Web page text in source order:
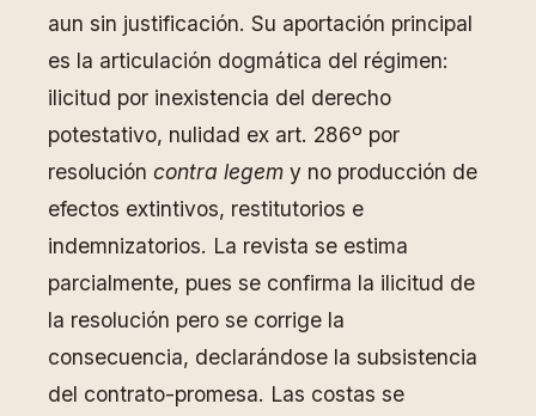
aun sin justificación. Su aportación principal
es la articulación dogmática del régimen:
ilicitud por inexistencia del derecho
potestativo, nulidad ex art. 286º por
resolución contra legem y no producción de
efectos extintivos, restitutorios e
indemnizatorios. La revista se estima
parcialmente, pues se confirma la ilicitud de
la resolución pero se corrige la
consecuencia, declarándose la subsistencia
del contrato-promesa. Las costas se